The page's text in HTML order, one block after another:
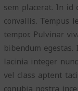
sem placerat. In
convallis. Tempus
tempor. Pulvinar
bibendum
lacinia integer
vel class aptent
conubia nostra